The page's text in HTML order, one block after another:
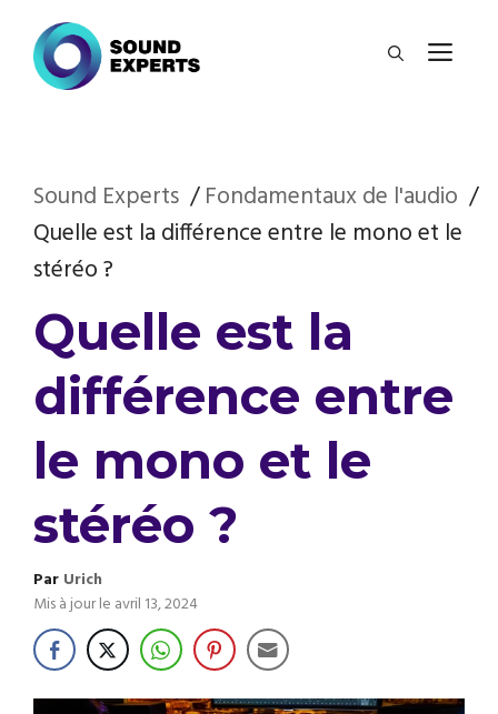
contenu
Sound Experts
Fondamentaux de l'audio
Quelle est la différence entre le mono et le
stéréo ?
Quelle est la
différence entre
le mono et le
stéréo ?
Par Urich
Mis à jour le avril 13, 2024